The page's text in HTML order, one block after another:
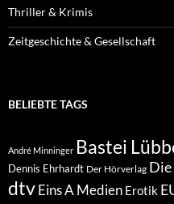
Thriller & Krimis
Zeitgeschichte & Gesellschaft
BELIEBTE TAGS
André Minninger Bastei
Dennis Ehrhardt Der Hörverlag Die
dtvEins A Medien Erotik